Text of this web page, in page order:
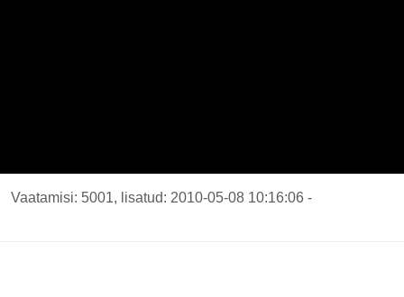
Vaatamisi: 5001, lisatud: 2010-05-08 10:16:06 -